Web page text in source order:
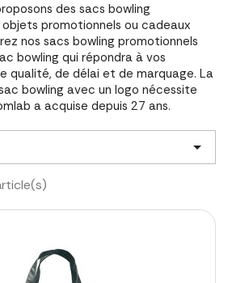
des sacs bowling
promotionnels ou cadeaux
nos sacs bowling promotionnels
bowling qui répondra à vos
qualité, de délai et de marquage. La
bowling avec un logo nécessite
a acquise depuis 27 ans.
